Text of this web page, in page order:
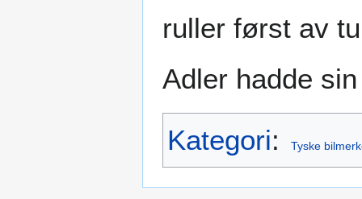
ruller først av
Adler hadde
Kategori: Tyske